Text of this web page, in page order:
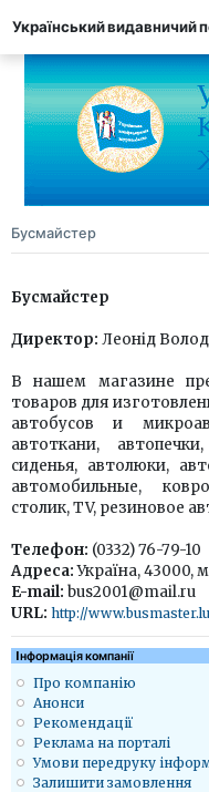
Український видавничий
Бусмайстер
Бусмайстер
Директор: Леонід
В нашем магазине
товаров для
автобусов и
автоткани,
сиденья, автолюки,
автомобильные,
столик, TV, резиновое
Телефон: (0332) 76-79-10
Адреса:Україна, 43000,
E-mail: bus2001@mail.ru
URL: http://
Iнформація компанії
Про компанію
Анонси
Рекомендації
Реклама на порталі
Умови передруку
Залишити замовлення